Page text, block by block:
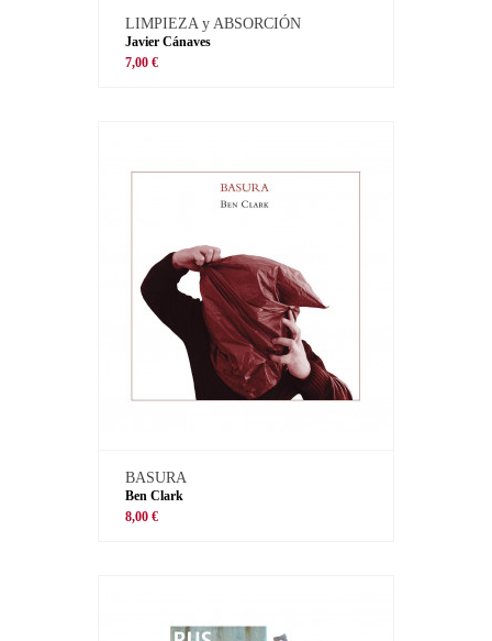
LIMPIEZA y ABSORCIÓN
Javier Cánaves
7,00 €
BASURA
Ben Clark
8,00 €